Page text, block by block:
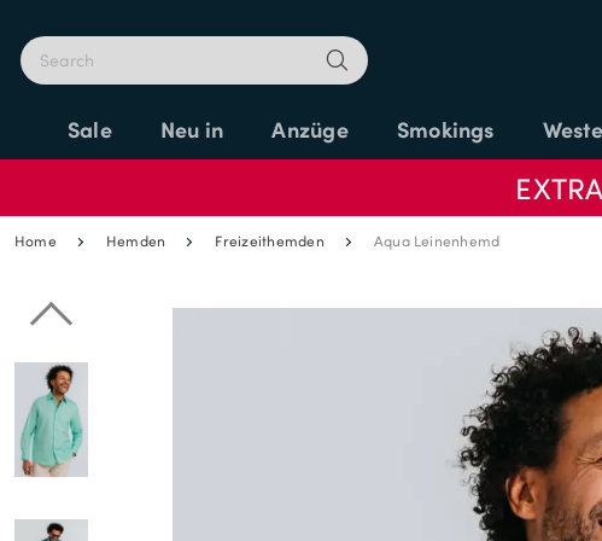
Sale Neu in Anzüge Smokings
Home Hemden Freizeithemden Aqua Leinenhemd